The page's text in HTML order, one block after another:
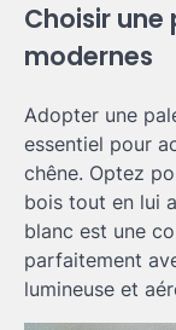
Choisir
modernes
Adopter une
essentiel pour
chêne. Optez
bois tout en lui
blanc est une
parfaitement
lumineuse et